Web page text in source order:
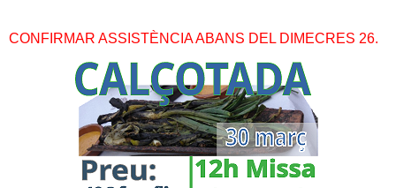
CONFIRMAR ASSISTÈNCIA ABANS DEL DIMECRES 26.